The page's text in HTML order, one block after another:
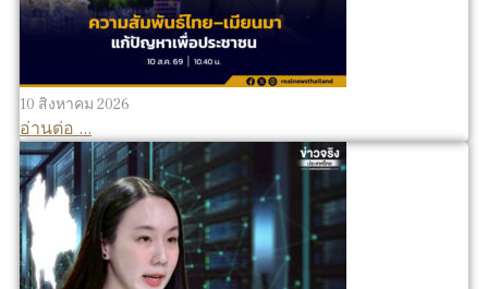
10 สิงหาคม 2026
อ่านต่อ ...